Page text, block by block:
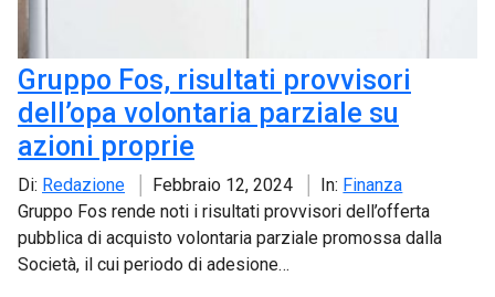
Gruppo Fos, risultati provvisori
dell’opa volontaria parziale su
azioni proprie
Di: Redazione Febbraio 12, 2024 In: Finanza
Gruppo Fos rende noti i risultati provvisori dell’offerta
pubblica di acquisto volontaria parziale promossa dalla
Società, il cui periodo di adesione…